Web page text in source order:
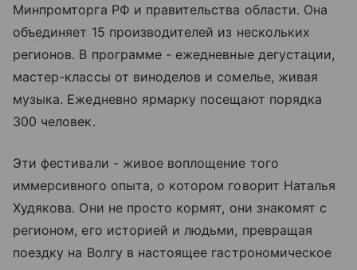
Минпромторга РФ и правительства области. Она
объединяет 15 производителей из нескольких
регионов. В программе - ежедневные дегустации,
мастер-классы от виноделов и сомелье, живая
музыка. Ежедневно ярмарку посещают порядка
300 человек.
Эти фестивали - живое воплощение того
иммерсивного опыта, о котором говорит Наталья
Худякова. Они не просто кормят, они знакомят с
регионом, его историей и людьми, превращая
поездку на Волгу в настоящее гастрономическое